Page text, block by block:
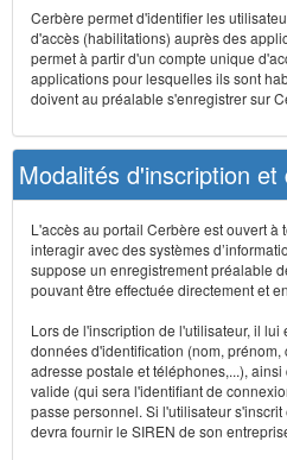
Cerbère permet d'identifier les
d'accès (habilitations) auprès des
permet à partir d'un compte unique
applications pour lesquelles ils sont
doivent au préalable s'enregistrer sur
Modalités d'inscription et
L'accès au portail Cerbère est ouvert à
interagir avec des systèmes
suppose un enregistrement préalable
pouvant être effectuée directement et
Lors de l'inscription de l'utilisateur, il
données d'identification (nom,
adresse postale et téléphones,...),
valide (qui sera l'identifiant de
passe personnel. Si l'utilisateur
devra fournir le SIREN de son